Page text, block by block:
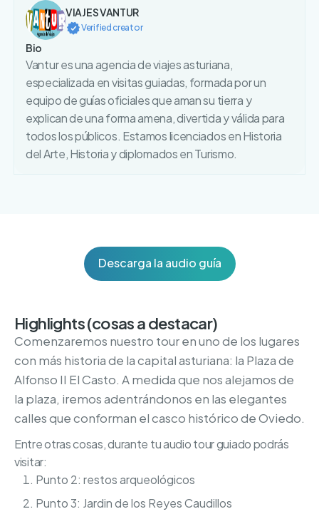
VIAJES VANTUR
Verified creator
Bio
Vantur es una agencia de viajes asturiana,
especializada en visitas guiadas, formada por un
equipo de guías oficiales que aman su tierra y
explican de una forma amena, divertida y válida para
todos los públicos. Estamos licenciados en Historia
del Arte, Historia y diplomados en Turismo.
Descarga la audio guía
Highlights (cosas a destacar)
Comenzaremos nuestro tour en uno de los lugares
con más historia de la capital asturiana: la Plaza de
Alfonso II El Casto. A medida que nos alejamos de
la plaza, iremos adentrándonos en las elegantes
calles que conforman el casco histórico de Oviedo.
Entre otras cosas, durante tu audio tour guiado podrás
visitar:
Punto 2: restos arqueológicos
Punto 3: Jardin de los Reyes Caudillos